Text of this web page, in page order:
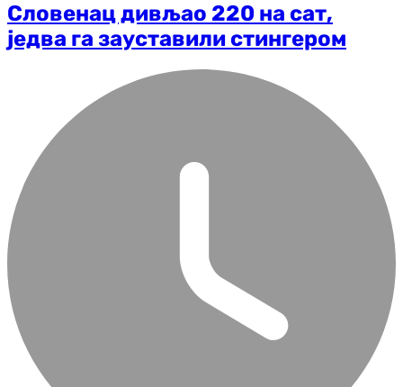
Словенац дивљао 220 на сат,
једва га зауставили стингером